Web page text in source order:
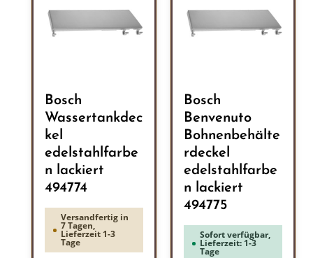
Bosch
Wassertankdec
kel
edelstahlfarbe
n lackiert
494774
Versandfertig in
7 Tagen,
Lieferzeit 1-3
Tage
Bosch
Benvenuto
Bohnenbehälte
rdeckel
edelstahlfarbe
n lackiert
494775
Sofort verfügbar,
Lieferzeit: 1-3
Tage